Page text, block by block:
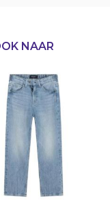
NAAR